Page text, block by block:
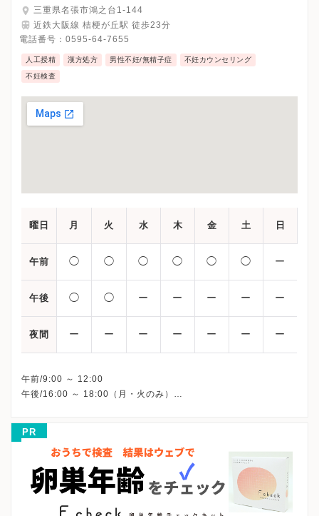
三重県名張市鴻之台1-144
近鉄大阪線 桔梗が丘駅 徒歩23分
電話番号： 0595-64-7655
人工授精 漢方処方 男性不妊/無精子症 不妊カウンセリング
不妊検査
曜日 月 火 水 木 金 土 日
午前 ◯ ◯ ◯ ◯ ◯ ◯ ー
午後 ◯ ◯ ー ー ー ー ー
夜間 ー ー ー ー ー ー ー
午前/9:00 ～ 12:00
午後/16:00 ～ 18:00（月・火のみ）
PR